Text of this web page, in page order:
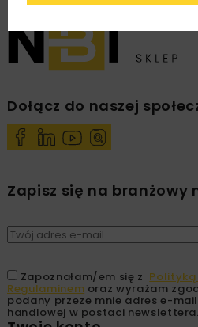
Dołącz do naszej
Zapisz się na branżowy
Zapoznałam/em się z
Regulaminem oraz wyrażam
podany przeze mnie adres e-
handlowej w postaci newslettera.